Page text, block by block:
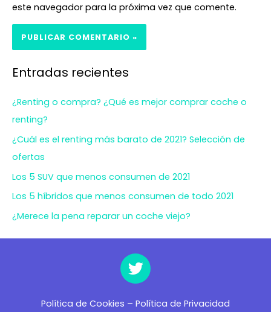
este navegador para la próxima vez que comente.
Entradas recientes
¿Renting o compra? ¿Qué es mejor comprar coche o
renting?
¿Cuál es el renting más barato de 2021? Selección de
ofertas
Los 5 SUV que menos consumen de 2021
Los 5 híbridos que menos consumen de todo 2021
¿Merece la pena reparar un coche viejo?
Política de Cookies – Política de Privacidad